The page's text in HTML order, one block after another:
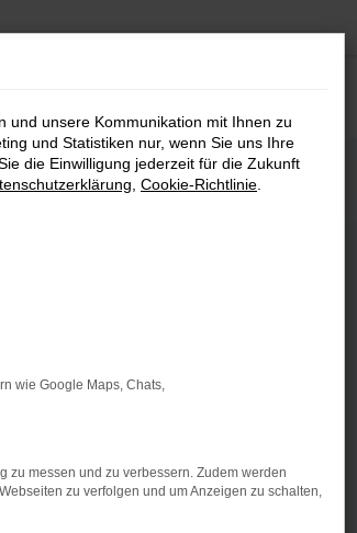
und unsere Kommunikation mit Ihnen zu
und Statistiken nur, wenn Sie uns Ihre
die Einwilligung jederzeit für die Zukunft
Cookie-Richtlinie
wie Google Maps, Chats,
zu messen und zu verbessern. Zudem werden
zu verfolgen und um Anzeigen zu schalten,